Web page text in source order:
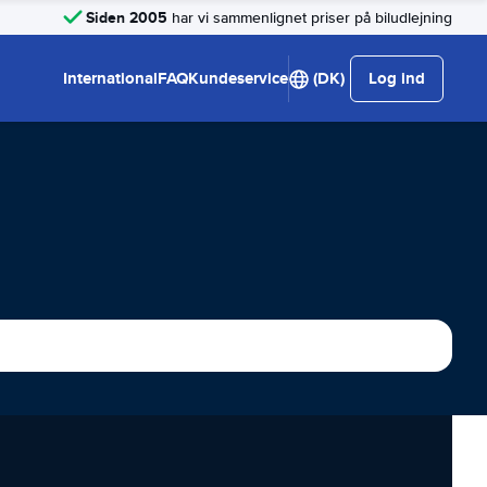
Siden 2005 har vi sammenlignet priser på biludlejning
InternationalFAQKundeservice (DK) Log ind